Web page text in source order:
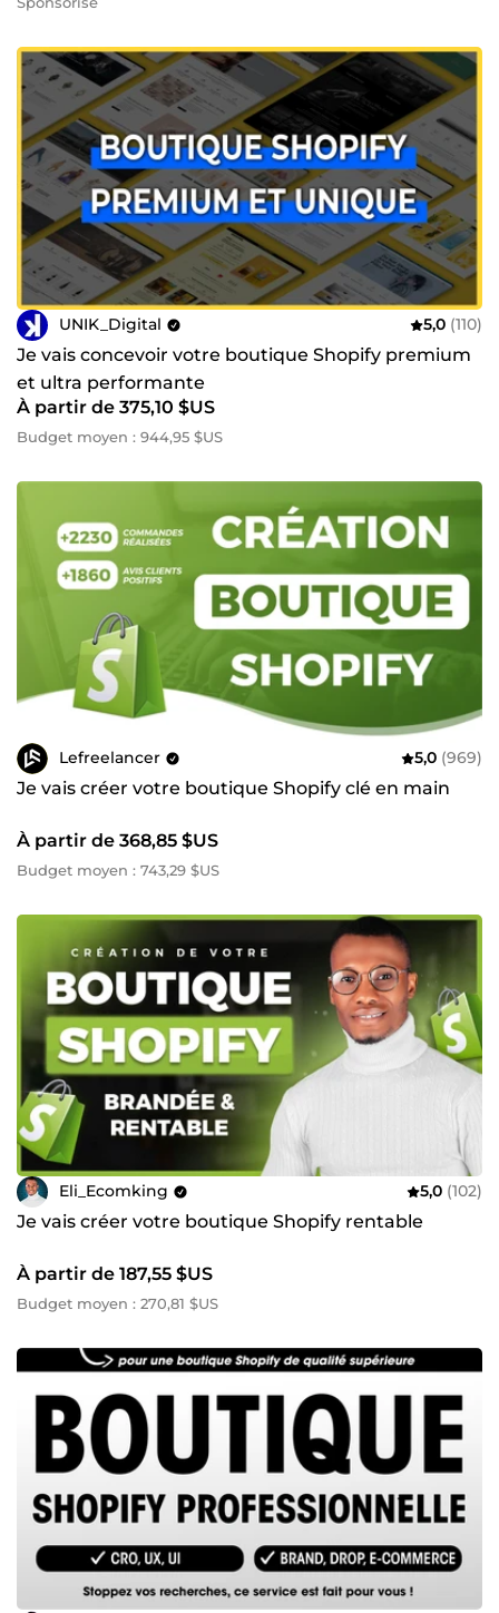
UNIK_Digital 5,0 (110)
Je vais concevoir votre boutique Shopify premium
et ultra performante
À partir de 375,10 $US
Budget moyen : 944,95 $US
Lefreelancer 5,0 (969)
Je vais créer votre boutique Shopify clé en main
À partir de 368,85 $US
Budget moyen : 743,29 $US
Eli_Ecomking 5,0 (102)
Je vais créer votre boutique Shopify rentable
À partir de 187,55 $US
Budget moyen : 270,81 $US